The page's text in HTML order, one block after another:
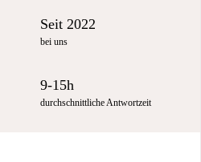
Seit 2022
bei uns
9-15h
durchschnittliche Antwortzeit